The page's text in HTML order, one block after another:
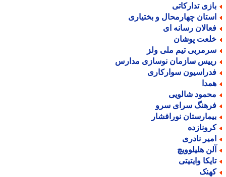
تدارکاتی
چهارمحال و بختیاری
رسانه ای
پوشان
تیم ملی ولز
سازمان نوسازی مدارس
سوارکاری
شالویی
سرای سرو
نورافشار
نادری
هلیلوویچ
وایتیتی